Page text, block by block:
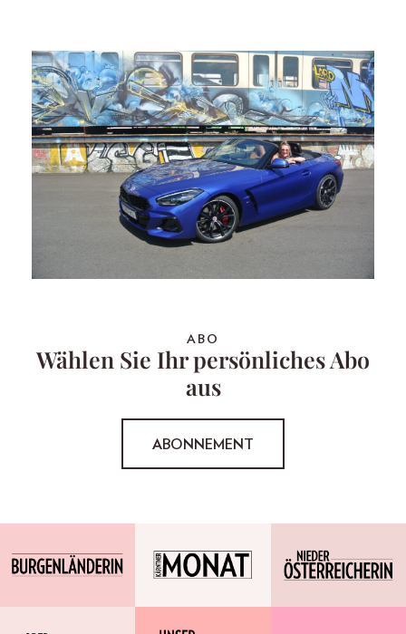
ABO
Wählen Sie Ihr persönliches Abo
aus
ABONNEMENT